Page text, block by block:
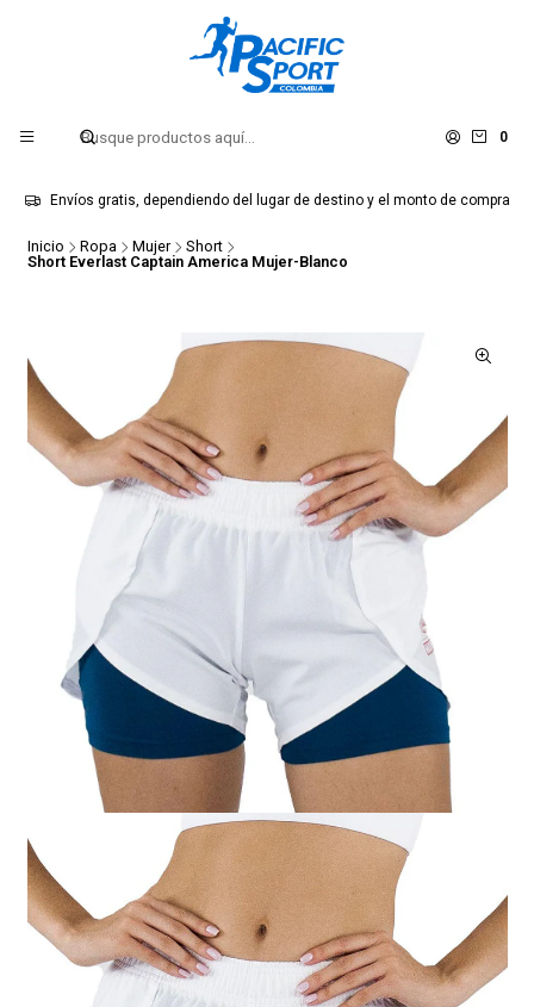
0
Envíos gratis, dependiendo del lugar de destino y el monto de compra
Inicio Ropa Mujer
Short
Short Everlast Captain America Mujer-Blanco